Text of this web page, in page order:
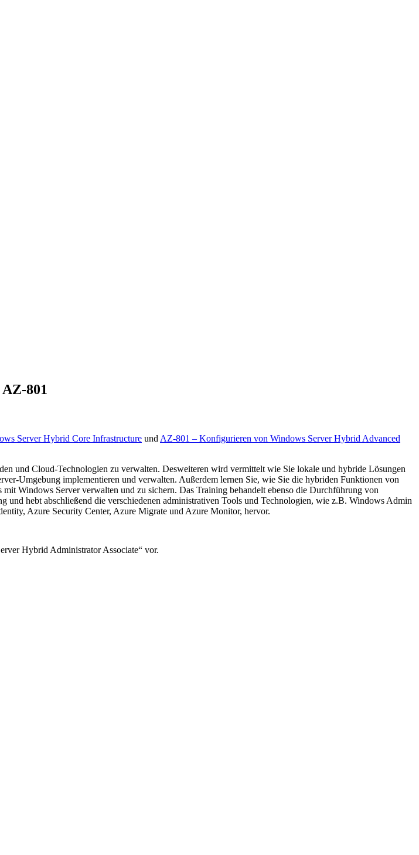
801
Server Hybrid Core Infrastructure und AZ-801 – Konfigurieren von Windows Server Hybrid Advanced
und Cloud-Technologien zu verwalten. Desweiteren wird vermittelt wie Sie lokale und hybride Lösungen
Umgebung implementieren und verwalten. Außerdem lernen Sie, wie Sie die hybriden Funktionen von
Windows Server verwalten und zu sichern. Das Training behandelt ebenso die Durchführung von
hebt abschließend die verschiedenen administrativen Tools und Technologien, wie z.B. Windows Admin
Azure Security Center, Azure Migrate und Azure Monitor, hervor.
Hybrid Administrator Associate“ vor.